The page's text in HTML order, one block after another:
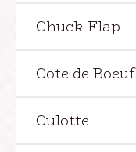
Chuck Flap
Cote de Boeuf
Culotte